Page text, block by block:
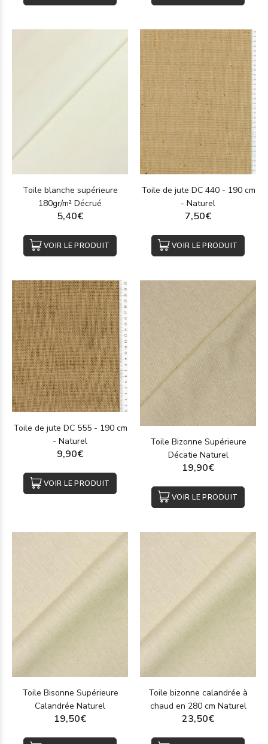
Toile blanche supérieure
180gr/m² Décrué
5,40€
VOIR LE PRODUIT
Toile de jute DC 440 - 190 cm
- Naturel
7,50€
VOIR LE PRODUIT
Toile de jute DC 555 - 190 cm
- Naturel
9,90€
VOIR LE PRODUIT
Toile Bizonne Supérieure
Décatie Naturel
19,90€
VOIR LE PRODUIT
Toile Bisonne Supérieure
Calandrée Naturel
19,50€
Toile bizonne calandrée à
chaud en 280 cm Naturel
23,50€